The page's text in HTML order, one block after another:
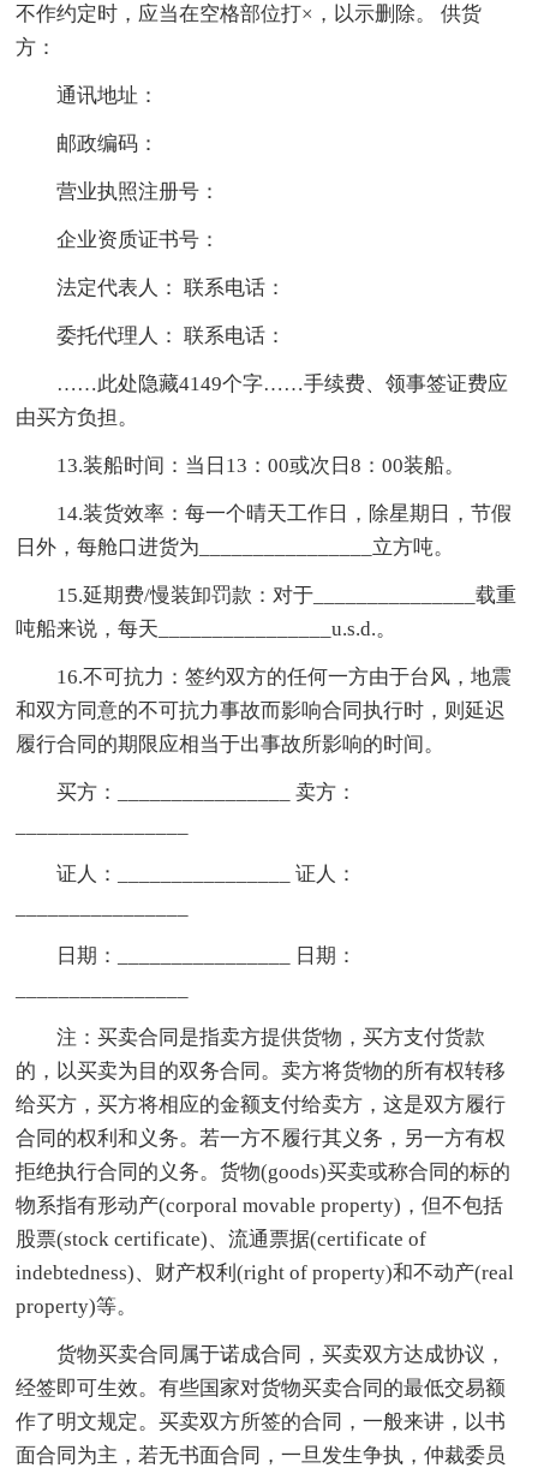
不作约定时，应当在空格部位打×，以示删除。 供货
方：
通讯地址：
邮政编码：
营业执照注册号：
企业资质证书号：
法定代表人： 联系电话：
委托代理人： 联系电话：
……此处隐藏4149个字……手续费、领事签证费应
由买方负担。
13.装船时间：当日13：00或次日8：00装船。
14.装货效率：每一个晴天工作日，除星期日，节假
日外，每舱口进货为________________立方吨。
15.延期费/慢装卸罚款：对于_______________载重
吨船来说，每天________________u.s.d.。
16.不可抗力：签约双方的任何一方由于台风，地震
和双方同意的不可抗力事故而影响合同执行时，则延迟
履行合同的期限应相当于出事故所影响的时间。
买方：________________ 卖方：
证人：________________ 证人：
日期：________________ 日期：
注：买卖合同是指卖方提供货物，买方支付货款
的，以买卖为目的双务合同。卖方将货物的所有权转移
给买方，买方将相应的金额支付给卖方，这是双方履行
合同的权利和义务。若一方不履行其义务，另一方有权
拒绝执行合同的义务。货物(goods)买卖或称合同的标的
物系指有形动产(corporal movable property)，但不包括
股票(stock certificate)、流通票据(certificate of
indebtedness)、财产权利(right of property)和不动产(real
property)等。
货物买卖合同属于诺成合同，买卖双方达成协议，
经签即可生效。有些国家对货物买卖合同的最低交易额
作了明文规定。买卖双方所签的合同，一般来讲，以书
面合同为主，若无书面合同，一旦发生争执，仲裁委员